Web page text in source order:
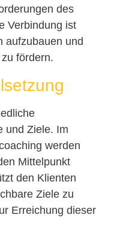
des
Verbindung ist
aufzubauen und
fördern.
und Ziele. Im
werden
Mittelpunkt
den Klienten
Ziele zu
Erreichung dieser